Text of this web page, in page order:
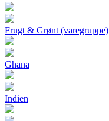
Frugt & Grønt (varegruppe)
Ghana
Indien